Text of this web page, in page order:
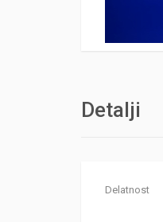
Detalji
Delatnost